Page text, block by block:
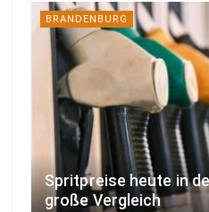
BRANDENBURG
Spritpreise heute in
große Vergleich